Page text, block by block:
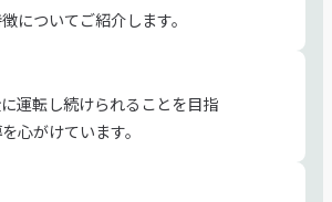
についてご紹介します。
運転し続けられることを目指
心がけています。